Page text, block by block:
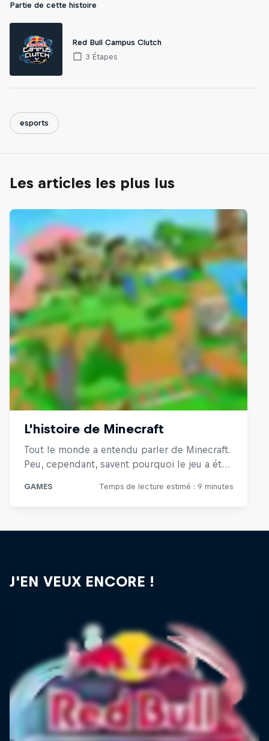
Partie de cette histoire
Red Bull Campus Clutch
3 Étapes
esports
Les articles les plus lus
J'EN VEUX ENCORE !